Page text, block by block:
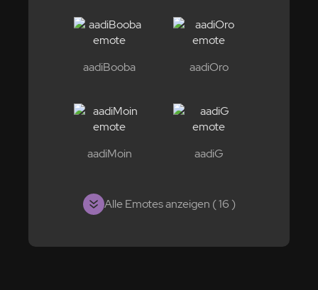
aadiBooba aadiOro
aadiMoin aadiG
Alle Emotes anzeigen ( 16 )